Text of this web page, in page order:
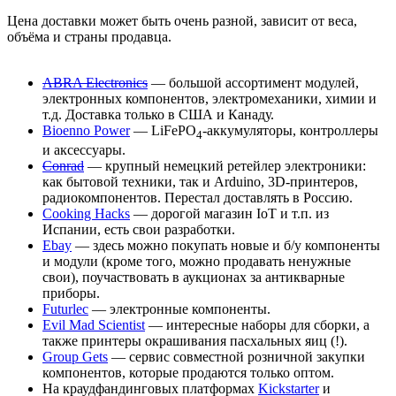
Цена доставки может быть очень разной, зависит от веса,
объёма и страны продавца.
ABRA Electronics — большой ассортимент модулей,
электронных компонентов, электромеханики, химии и
т.д. Доставка только в США и Канаду.
Bioenno Power— LiFePO4-аккумуляторы, контроллеры
и аксессуары.
Conrad — крупный немецкий ретейлер электроники:
как бытовой техники, так и Arduino, 3D-принтеров,
радиокомпонентов. Перестал доставлять в Россию.
Cooking Hacks — дорогой магазин IoT и т.п. из
Испании, есть свои разработки.
Ebay — здесь можно покупать новые и б/у компоненты
и модули (кроме того, можно продавать ненужные
свои), поучаствовать в аукционах за антикварные
приборы.
Futurlec — электронные компоненты.
Evil Mad Scientist— интересные наборы для сборки, а
также принтеры окрашивания пасхальных яиц (!).
Group Gets — сервис совместной розничной закупки
компонентов, которые продаются только оптом.
На краудфандинговых платформах Kickstarterи